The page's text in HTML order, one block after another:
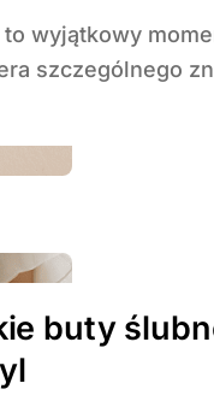
szczególnego
buty